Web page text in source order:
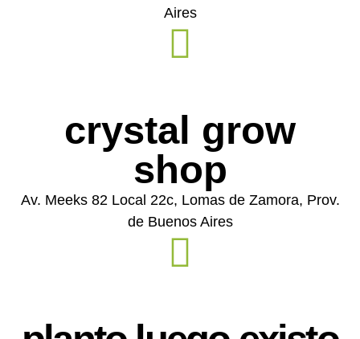
Aires
crystal grow
shop
Av. Meeks 82 Local 22c, Lomas de Zamora, Prov.
de Buenos Aires